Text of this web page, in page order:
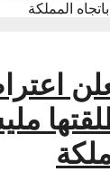
المملكة